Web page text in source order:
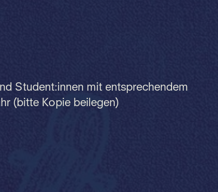
Student:innen mit entsprechendem
(bitte Kopie beilegen)